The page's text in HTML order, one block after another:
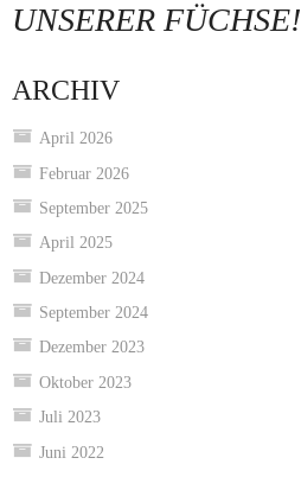
UNSERER FÜCHSE!
ARCHIV
April 2026
Februar 2026
September 2025
April 2025
Dezember 2024
September 2024
Dezember 2023
Oktober 2023
Juli 2023
Juni 2022